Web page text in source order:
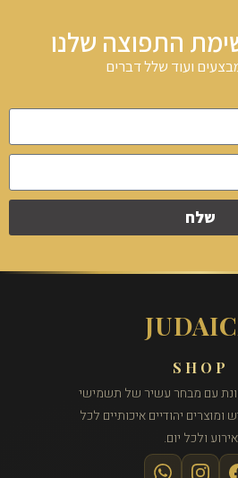
התפוצה שלנו
ועוד שלל דברים
שלח
SHOP
עם מבחר עשיר של תשמישי
יהודיים איכותיים לכל
אירוע ולכל יום.